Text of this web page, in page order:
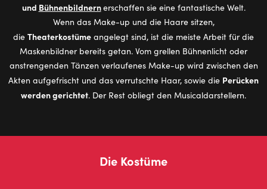
und Bühnenbildnernerschaffen sie eine fantastische Welt.
Wenn das Make-up und die Haare sitzen,
die Theaterkostüme angelegt sind, ist die meiste Arbeit für die
Maskenbildner bereits getan. Vom grellen Bühnenlicht oder
anstrengenden Tänzen verlaufenes Make-up wird zwischen den
Akten aufgefrischt und das verrutschte Haar, sowie die Perücken
werden gerichtet. Der Rest obliegt den Musicaldarstellern.
Die Kos­tü­me